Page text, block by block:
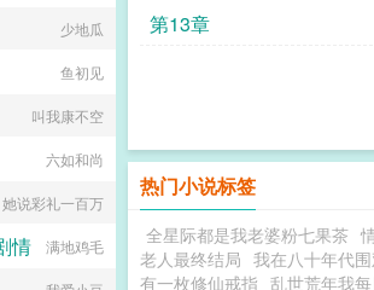
第13章
热门小说标签
全星际都是我老婆粉七果茶
老人最终结局 我在八十年代
有一枚修仙戒指 乱世荒年我
少地瓜
鱼初见
叫我康不空
六如和尚
她说彩礼一百万
情 满地鸡毛